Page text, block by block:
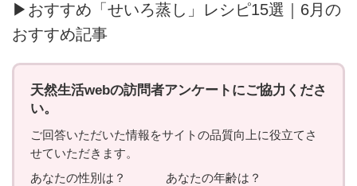
▶おすすめ「せいろ蒸し」レシピ15選｜6月の
おすすめ記事